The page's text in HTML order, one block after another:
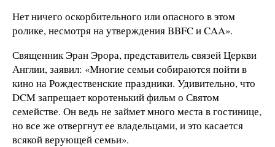
Нет ничего оскорбительного или опасного в этом
ролике, несмотря на утверждения BBFC и CAA».
Священник Эран Эрора, представитель связей Церкви
Англии, заявил: «Многие семьи собираются пойти в
кино на Рождественские праздники. Удивительно, что
DCM запрещает коротенький фильм о Святом
семействе. Он ведь не займет много места в гостинице,
но все же отвергнут ее владельцами, и это касается
всякой верующей семьи».